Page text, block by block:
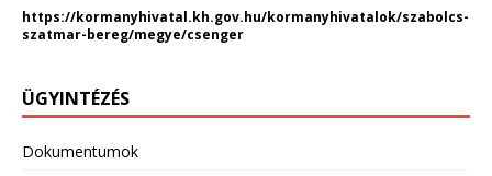
https://kormanyhivatal.kh.gov.hu/kormanyhivatalok/szabolcs-
szatmar-bereg/megye/csenger
ÜGYINTÉZÉS
Dokumentumok